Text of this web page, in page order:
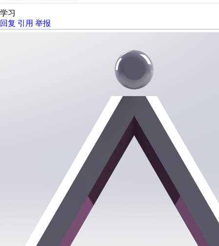
学习
回复 引用 举报